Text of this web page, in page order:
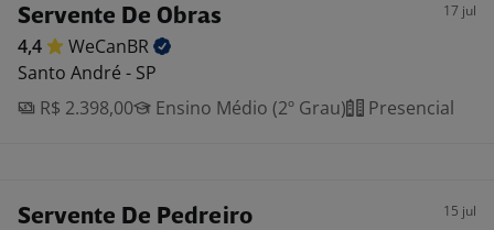
Servente De Obras 17 jul
4,4
WeCanBR
Santo André - SP
R$ 2.398,00
Ensino Médio (2º Grau) Presencial
Servente De Pedreiro 15 jul